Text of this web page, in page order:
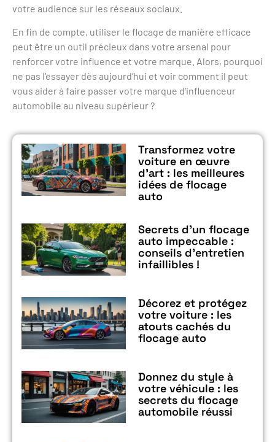
votre audience sur les réseaux sociaux.
En fin de compte, utiliser le flocage de manière efficace
peut être un outil précieux dans votre arsenal pour
renforcer votre influence et votre marque. Alors, pourquoi
ne pas l’essayer dès aujourd’hui et voir comment il peut
vous aider à faire passer votre marque d’influenceur
automobile au niveau supérieur ?
Transformez votre
voiture en œuvre
d’art : les meilleures
idées de flocage
auto
Secrets d’un flocage
auto impeccable :
conseils d’entretien
infaillibles !
Décorez et protégez
votre voiture : les
atouts cachés du
flocage auto
Donnez du style à
votre véhicule : les
secrets du flocage
automobile réussi